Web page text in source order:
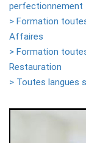
perfectionnement
> Formation
Affaires
> Formation
Restauration
> Toutes langues